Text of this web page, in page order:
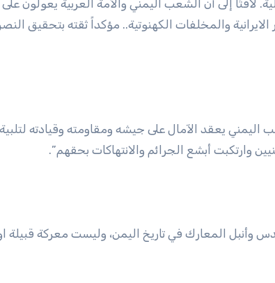
لافتًا إلى أن الشعب اليمني والأمة العربية يعولون
والمخلفات الكهنوتية.. مؤكداً ثقته بتحقيق
اليمني يعقد الآمال على جيشه ومقاومته وقيادته
وارتكبت أبشع الجرائم والانتهاكات بحقهم”.
وأنبل المعارك في تاريخ اليمن، وليست معركة قبيلة